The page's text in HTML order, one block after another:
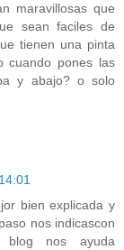
maravillosas que
sean faciles de
tienen una pinta
cuando pones las
y abajo? o solo
bien explicada y
nos indicascon
blog nos ayuda